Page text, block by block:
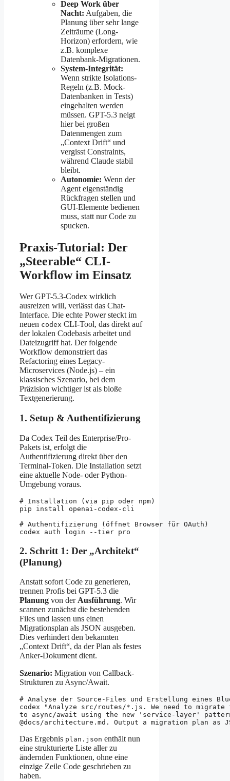
Deep Work über
Nacht: Aufgaben, die
Planung über sehr lange
Zeiträume (Long-
Horizon) erfordern, wie
z.B. komplexe
Datenbank-Migrationen.
System-Integrität:
Wenn strikte Isolations-
Regeln (z.B. Mock-
Datenbanken in Tests)
eingehalten werden
müssen. GPT-5.3 neigt
hier bei großen
Datenmengen zum
„Context Drift“ und
vergisst Constraints,
während Claude stabil
bleibt.
Autonomie: Wenn der
Agent eigenständig
Rückfragen stellen und
GUI-Elemente bedienen
muss, statt nur Code zu
spucken.
Praxis-Tutorial: Der
„Steerable“ CLI-
Workflow im Einsatz
Wer GPT-5.3-Codex wirklich
ausreizen will, verlässt das Chat-
Interface. Die echte Power steckt im
neuen codex CLI-Tool, das direkt auf
der lokalen Codebasis arbeitet und
Dateizugriff hat. Der folgende
Workflow demonstriert das
Refactoring eines Legacy-
Microservices (Node.js) – ein
klassisches Szenario, bei dem
Präzision wichtiger ist als bloße
Textgenerierung.
1. Setup & Authentifizierung
Da Codex Teil des Enterprise/Pro-
Pakets ist, erfolgt die
Authentifizierung direkt über den
Terminal-Token. Die Installation setzt
eine aktuelle Node- oder Python-
Umgebung voraus.
# Installation (via pip oder npm)
pip install openai-codex-cli
# Authentifizierung (öffnet Browser für OAuth)
2. Schritt 1: Der „Architekt“
(Planung)
Anstatt sofort Code zu generieren,
trennen Profis bei GPT-5.3 die
Planung von der Ausführung. Wir
scannen zunächst die bestehenden
Files und lassen uns einen
Migrationsplan als JSON ausgeben.
Dies verhindert den bekannten
„Context Drift“, da der Plan als festes
Anker-Dokument dient.
Szenario: Migration von Callback-
Strukturen zu Async/Await.
# Analyse der Source-Files und Erstellung eines
codex "Analyze src/routes/*.js. We need to
to async/await using the new 'service-layer'
Das Ergebnis plan.json enthält nun
eine strukturierte Liste aller zu
ändernden Funktionen, ohne eine
einzige Zeile Code geschrieben zu
haben.